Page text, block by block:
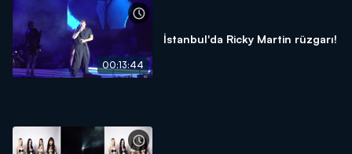
00:13:44
İstanbul'da Ricky Martin rüzgarı!